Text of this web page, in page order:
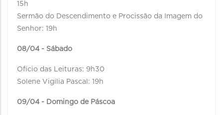
15h
Sermão do Descendimento e Procissão da Imagem do
Senhor: 19h
08/04 - Sábado
Ofício das Leituras: 9h30
Solene Vigília Pascal: 19h
09/04 - Domingo de Páscoa